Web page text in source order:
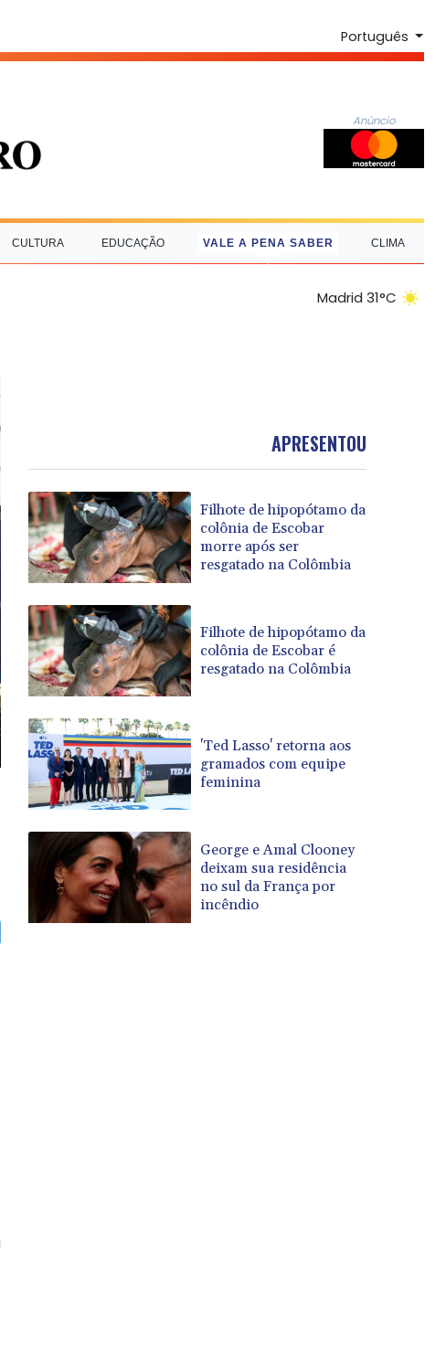
Português
Anúncio
CULTURA EDUCAÇÃO VALE A PENA SABER CLIMA
Madrid 31°C
APRESENTOU
Filhote de hipopótamo da
colônia de Escobar
morre após ser
resgatado na Colômbia
Filhote de hipopótamo da
colônia de Escobar é
resgatado na Colômbia
'Ted Lasso' retorna aos
gramados com equipe
feminina
George e Amal Clooney
deixam sua residência
no sul da França por
incêndio